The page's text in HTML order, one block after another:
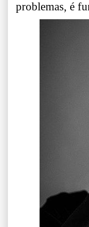
problemas, é